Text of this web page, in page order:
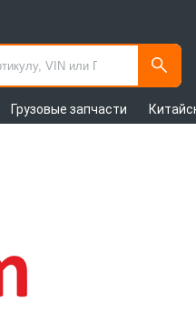
Грузовые запчасти